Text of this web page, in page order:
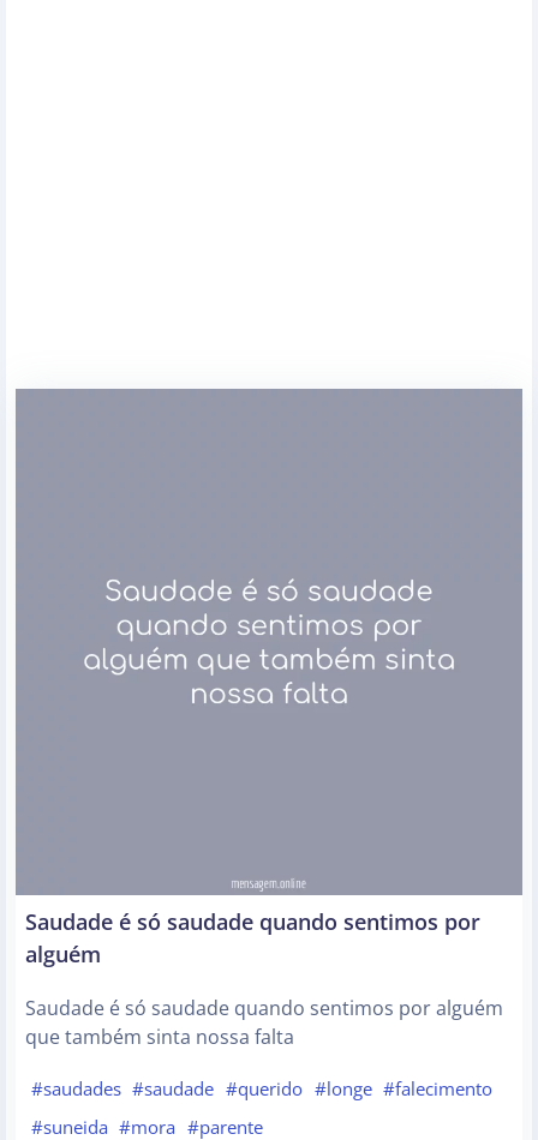
Saudade é só saudade quando sentimos por
alguém
Saudade é só saudade quando sentimos por alguém
que também sinta nossa falta
#saudades #saudade #querido #longe #falecimento
#suneida #mora #parente